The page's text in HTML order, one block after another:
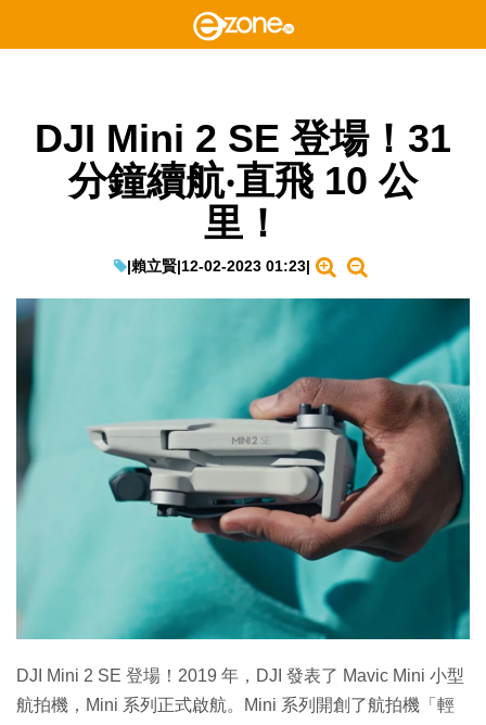
DJI Mini 2 SE 登場！31
分鐘續航‧直飛 10 公
里！
|賴立賢|12-02-2023 01:23|
DJI Mini 2 SE 登場！2019 年，DJI 發表了 Mavic Mini 小型
航拍機，Mini 系列正式啟航。Mini 系列開創了航拍機「輕